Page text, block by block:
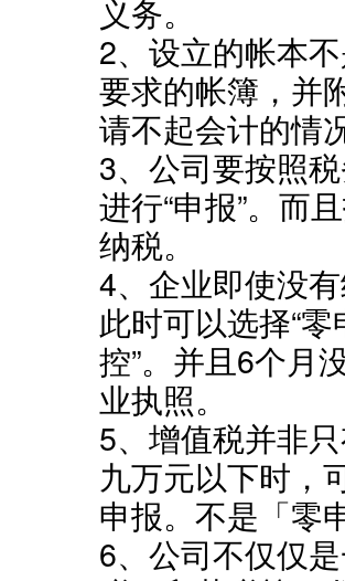
义务。
2、设立的帐本
要求的帐簿，并
请不起会计的情
3、公司要按照
进行“申报”。而
纳税。
4、企业即使没
此时可以选择“
控”。并且6个月
业执照。
5、增值税并非
九万元以下时，
申报。不是「零
6、公司不仅仅